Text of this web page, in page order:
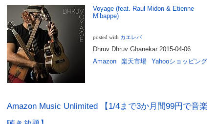
Voyage (feat. Raul Midon & Etienne
M’bappe)
posted with カエレバ
Dhruv Dhruv Ghanekar 2015-04-06
Amazon
楽天市場 Yahooショッピング
Amazon Music Unlimited 【1/4まで3か月間99円で音楽